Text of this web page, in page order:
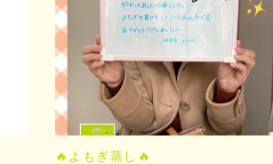
🔥よもぎ蒸し🔥